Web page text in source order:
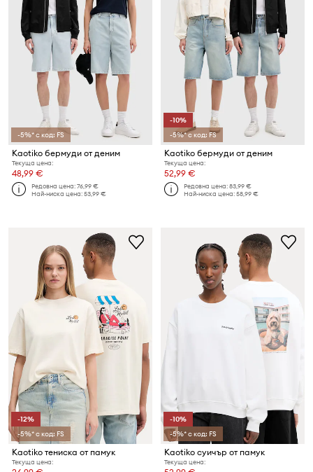
-5%* с код: FS
Kaotiko бермуди от деним
Текуща цена:
48,99 €
Редовна цена:76,99 €
Най-ниска цена:53,99 €
-10%
-5%* с код: FS
Kaotiko бермуди от деним
Текуща цена:
52,99 €
Редовна цена:83,99 €
Най-ниска цена:58,99 €
-12%
-5%* с код: FS
Kaotiko тениска от памук
Текуща цена:
-10%
-5%* с код: FS
Kaotiko суичър от памук
Текуща цена: